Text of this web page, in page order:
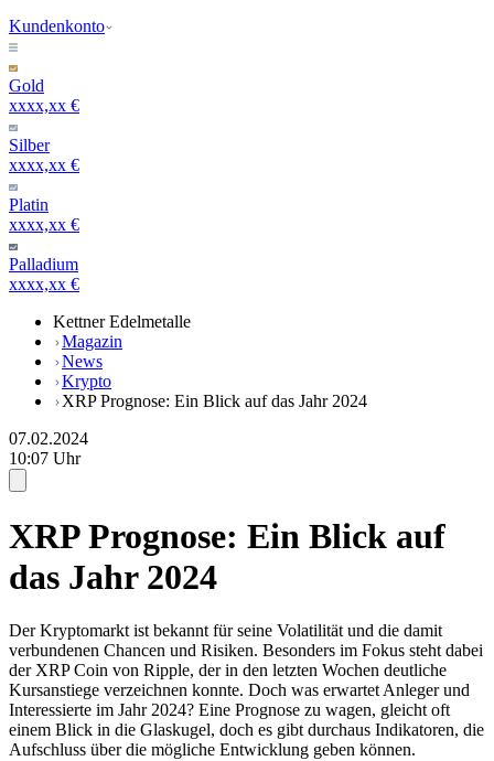
Kundenkonto
Gold
xxxx,xx €
Silber
xxxx,xx €
Platin
xxxx,xx €
Palladium
xxxx,xx €
Kettner Edelmetalle
Magazin
News
Krypto
XRP Prognose: Ein Blick auf das Jahr 2024
07.02.2024
10:07 Uhr
XRP Prognose: Ein Blick auf
das Jahr 2024
Der Kryptomarkt ist bekannt für seine Volatilität und die damit
verbundenen Chancen und Risiken. Besonders im Fokus steht dabei
der XRP Coin von Ripple, der in den letzten Wochen deutliche
Kursanstiege verzeichnen konnte. Doch was erwartet Anleger und
Interessierte im Jahr 2024? Eine Prognose zu wagen, gleicht oft
einem Blick in die Glaskugel, doch es gibt durchaus Indikatoren, die
Aufschluss über die mögliche Entwicklung geben können.